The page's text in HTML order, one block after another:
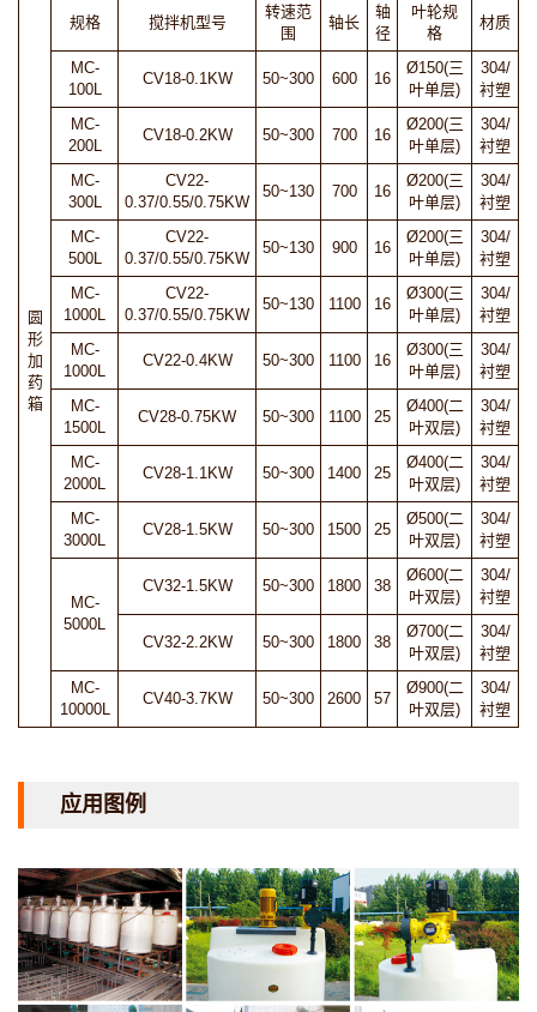
圆
形
加
药
箱
规格 搅拌机型号
转速范
围
轴长
轴
径
叶轮规
格
材质
MC-
100L
CV18-0.1KW 50~300 600 16
Ø150(三
叶单层)
304/
衬塑
MC-
200L
CV18-0.2KW 50~300 700 16
Ø200(三
叶单层)
304/
衬塑
MC-
300L
CV22-
0.37/0.55/0.75KW
50~130 700 16
Ø200(三
叶单层)
304/
衬塑
MC-
500L
CV22-
0.37/0.55/0.75KW
50~130 900 16
Ø200(三
叶单层)
304/
衬塑
MC-
1000L
CV22-
0.37/0.55/0.75KW
50~130 1100 16
Ø300(三
叶单层)
304/
衬塑
MC-
1000L
CV22-0.4KW 50~300 1100 16
Ø300(三
叶单层)
304/
衬塑
MC-
1500L
CV28-0.75KW 50~300 1100 25
Ø400(二
叶双层)
304/
衬塑
MC-
2000L
CV28-1.1KW 50~300 1400 25
Ø400(二
叶双层)
304/
衬塑
MC-
3000L
CV28-1.5KW 50~300 1500 25
Ø500(二
叶双层)
304/
衬塑
MC-
5000L
CV32-1.5KW 50~300 1800 38
Ø600(二
叶双层)
304/
衬塑
CV32-2.2KW 50~300 1800 38
Ø700(二
叶双层)
304/
衬塑
MC-
10000L
CV40-3.7KW 50~300 2600 57
Ø900(二
叶双层)
304/
衬塑
应用图例